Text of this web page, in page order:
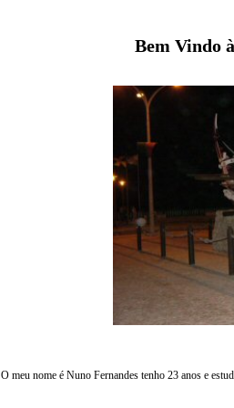
Bem Vindo
O meu nome é Nuno Fernandes tenho 23 anos e